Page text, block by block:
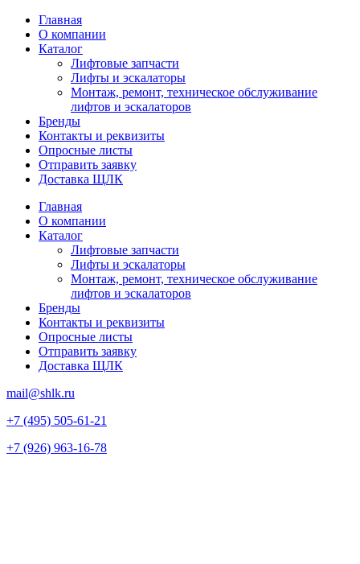
Главная
О компании
Каталог
Лифтовые запчасти
Лифты и эскалаторы
Монтаж, ремонт, техническое обслуживание
лифтов и эскалаторов
Бренды
Контакты и реквизиты
Опросные листы
Отправить заявку
Доставка ЩЛК
Главная
О компании
Каталог
Лифтовые запчасти
Лифты и эскалаторы
Монтаж, ремонт, техническое обслуживание
лифтов и эскалаторов
Бренды
Контакты и реквизиты
Опросные листы
Отправить заявку
Доставка ЩЛК
mail@shlk.ru
+7 (495) 505-61-21
+7 (926) 963-16-78